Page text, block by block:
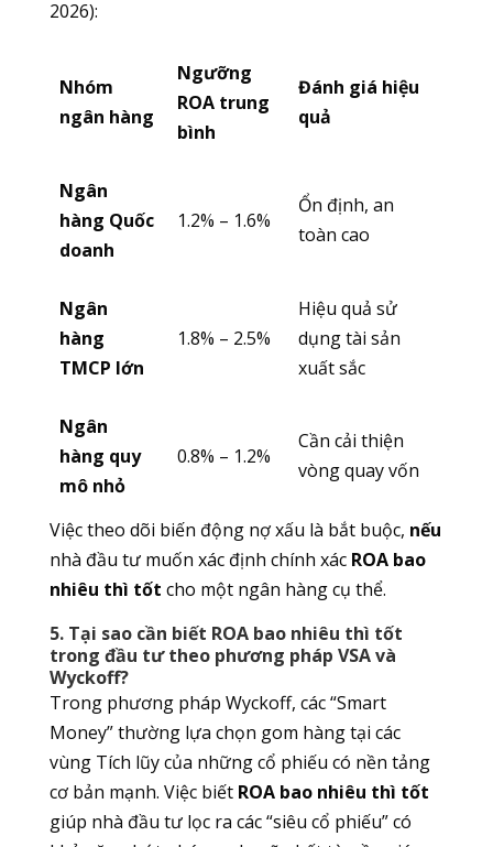
2026):
Nhóm
ngân hàng
Ngưỡng
ROA trung
bình
Đánh giá hiệu
quả
Ngân
hàng Quốc
doanh
1.2% – 1.6%
Ổn định, an
toàn cao
Ngân
hàng
TMCP lớn
1.8% – 2.5%
Hiệu quả sử
dụng tài sản
xuất sắc
Ngân
hàng quy
mô nhỏ
0.8% – 1.2%
Cần cải thiện
vòng quay vốn
Việc theo dõi biến động nợ xấu là bắt buộc, nếu
nhà đầu tư muốn xác định chính xác ROA bao
nhiêu thì tốt cho một ngân hàng cụ thể.
5. Tại sao cần biết ROA bao nhiêu thì tốt
trong đầu tư theo phương pháp VSA và
Wyckoff?
Trong phương pháp Wyckoff, các “Smart
Money” thường lựa chọn gom hàng tại các
vùng Tích lũy của những cổ phiếu có nền tảng
cơ bản mạnh. Việc biết ROA bao nhiêu thì tốt
giúp nhà đầu tư lọc ra các “siêu cổ phiếu” có